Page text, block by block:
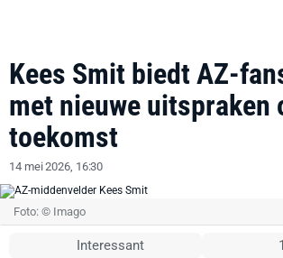
Kees Smit biedt AZ-
met nieuwe uitspraken
toekomst
14 mei 2026, 16:30
Foto: © Imago
Interessant